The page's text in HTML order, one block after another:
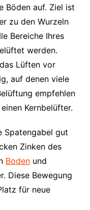
Böden auf. Ziel ist
zu den Wurzeln
Bereiche Ihres
werden.
Lüften vor
auf denen viele
empfehlen
Kernbelüfter.
Spatengabel gut
Zinken des
Bodenund
Diese Bewegung
für neue